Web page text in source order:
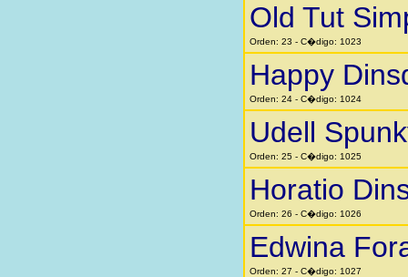
Old Tut
Orden: 23 - C�digo: 1023
Happy
Orden: 24 - C�digo: 1024
Udell
Orden: 25 - C�digo: 1025
Horatio
Orden: 26 - C�digo: 1026
Edwina
Orden: 27 - C�digo: 1027